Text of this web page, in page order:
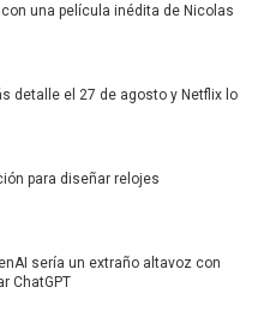
una película inédita de Nicolas
detalle el 27 de agosto y Netflix lo
para diseñar relojes
sería un extraño altavoz con
ChatGPT